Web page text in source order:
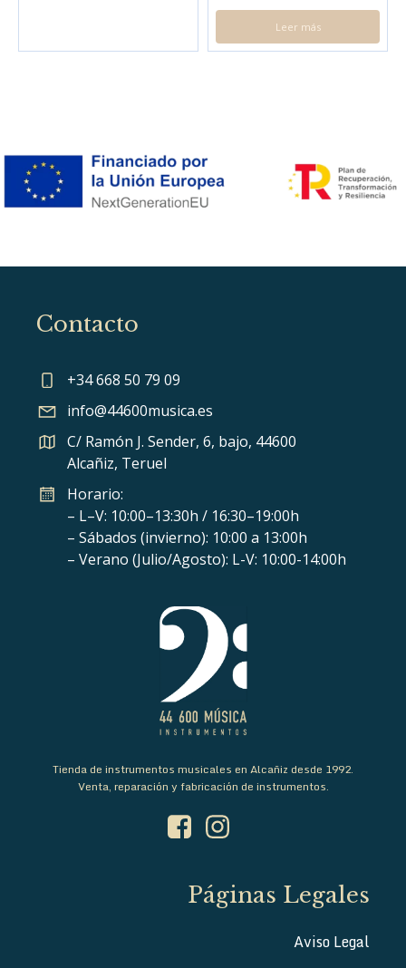
Leer más
Contacto
+34 668 50 79 09
info@44600musica.es
C/ Ramón J. Sender, 6, bajo, 44600
Alcañiz, Teruel
Horario:
– L–V: 10:00–13:30h / 16:30–19:00h
– Sábados (invierno): 10:00 a 13:00h
– Verano (Julio/Agosto): L-V: 10:00-14:00h
Tienda de instrumentos musicales en Alcañiz desde 1992.
Venta, reparación y fabricación de instrumentos.
Páginas Legales
Aviso Legal